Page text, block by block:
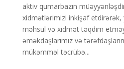
aktiv qumarbazın
xidmətlərimizi inkişaf etdirərək,
məhsul və xidmət təqdim
əməkdaşlarımız və
mükəmməl təcrübə...